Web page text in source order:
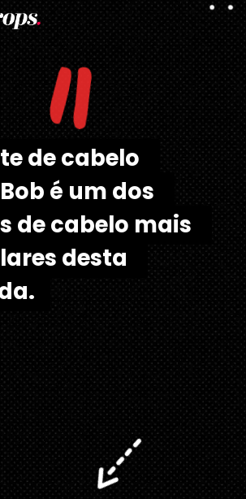
"
de cabelo
é um dos
de cabelo mais
desta
de cabelo
é um dos
de cabelo mais
desta